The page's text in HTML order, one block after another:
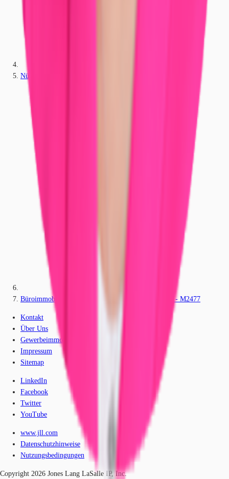
Nürnberg
Büroimmobilie - Nürnberg, Nordöstliche Außenstadt - M2477
Kontakt
Über Uns
Gewerbeimmobilien-Lexikon
Impressum
Sitemap
LinkedIn
Facebook
Twitter
YouTube
www.jll.com
Datenschutzhinweise
Nutzungsbedingungen
Copyright 2026 Jones Lang LaSalle IP, Inc.